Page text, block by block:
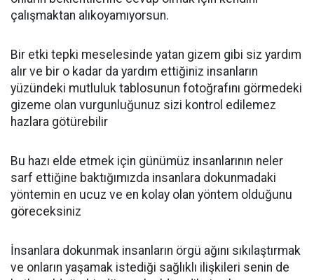
çalışmaktan alıkoyamıyorsun.
Bir etki tepki meselesinde yatan gizem gibi siz yardım
alır ve bir o kadar da yardım ettiğiniz insanların
yüzündeki mutluluk tablosunun fotoğrafını görmedeki
gizeme olan vurgunluğunuz sizi kontrol edilemez
hazlara götürebilir
Bu hazı elde etmek için günümüz insanlarının neler
sarf ettiğine baktığımızda insanlara dokunmadaki
yöntemin en ucuz ve en kolay olan yöntem olduğunu
göreceksiniz
İnsanlara dokunmak insanların örgü ağını sıkılaştırmak
ve onların yaşamak istediği sağlıklı ilişkileri senin de